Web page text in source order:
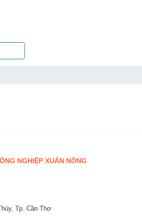
NGHIỆP XUÂN NÔNG
Tp. Cần Thơ